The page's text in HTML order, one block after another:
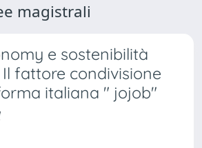
magistrali
e sostenibilità
fattore condivisione
italiana " jojob"